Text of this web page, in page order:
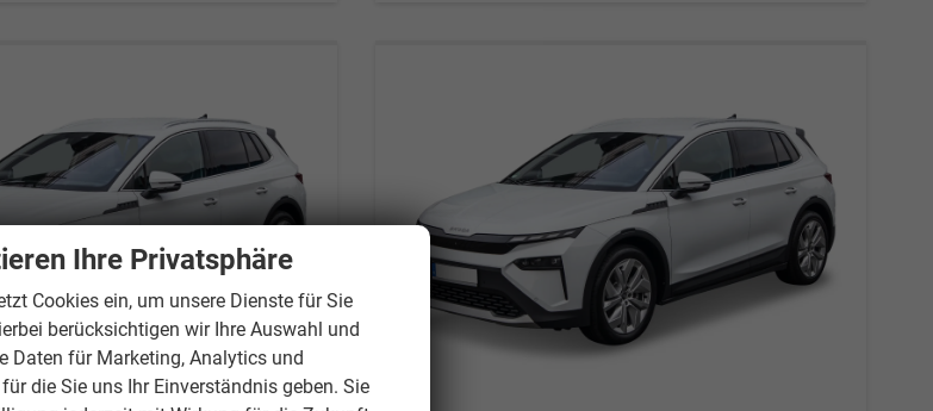
Ihre Privatsphäre
Cookies ein, um unsere Dienste für Sie
berücksichtigen wir Ihre Auswahl und
Daten für Marketing, Analytics und
die Sie uns Ihr Einverständnis geben. Sie